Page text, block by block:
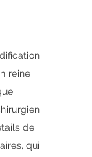
reine
de
qui